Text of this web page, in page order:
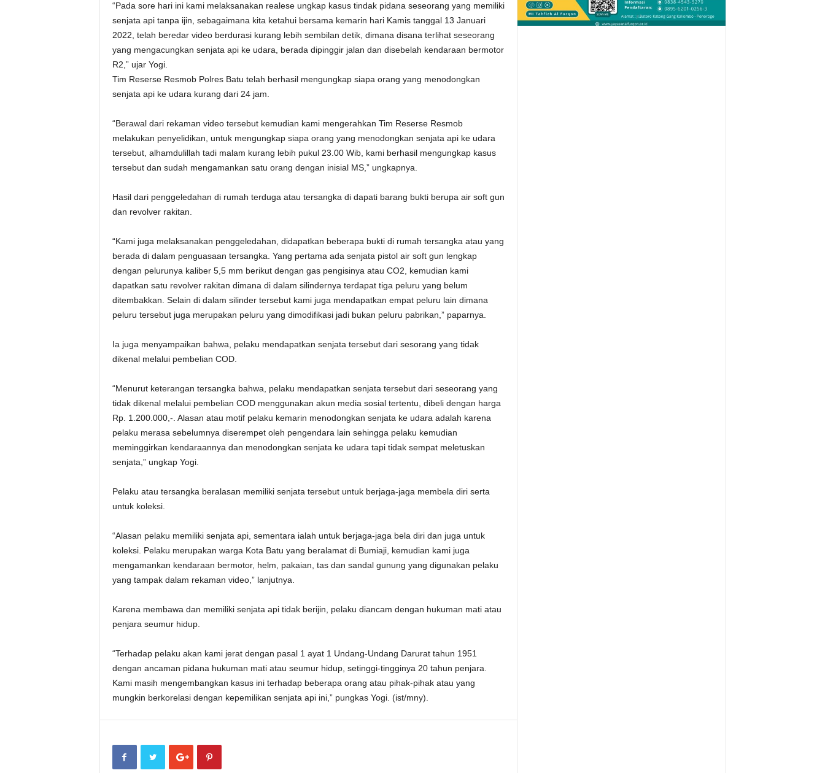
“Pada sore hari ini kami melaksanakan realese ungkap kasus tindak pidana seseorang yang memiliki
senjata api tanpa ijin, sebagaimana kita ketahui bersama kemarin hari Kamis tanggal 13 Januari
2022, telah beredar video berdurasi kurang lebih sembilan detik, dimana disana terlihat seseorang
yang mengacungkan senjata api ke udara, berada dipinggir jalan dan disebelah kendaraan bermotor
R2,” ujar Yogi.
Tim Reserse Resmob Polres Batu telah berhasil mengungkap siapa orang yang menodongkan
senjata api ke udara kurang dari 24 jam.
“Berawal dari rekaman video tersebut kemudian kami mengerahkan Tim Reserse Resmob
melakukan penyelidikan, untuk mengungkap siapa orang yang menodongkan senjata api ke udara
tersebut, alhamdulillah tadi malam kurang lebih pukul 23.00 Wib, kami berhasil mengungkap kasus
tersebut dan sudah mengamankan satu orang dengan inisial MS,” ungkapnya.
Hasil dari penggeledahan di rumah terduga atau tersangka di dapati barang bukti berupa air soft gun
dan revolver rakitan.
“Kami juga melaksanakan penggeledahan, didapatkan beberapa bukti di rumah tersangka atau yang
berada di dalam penguasaan tersangka. Yang pertama ada senjata pistol air soft gun lengkap
dengan pelurunya kaliber 5,5 mm berikut dengan gas pengisinya atau CO2, kemudian kami
dapatkan satu revolver rakitan dimana di dalam silindernya terdapat tiga peluru yang belum
ditembakkan. Selain di dalam silinder tersebut kami juga mendapatkan empat peluru lain dimana
peluru tersebut juga merupakan peluru yang dimodifikasi jadi bukan peluru pabrikan,” paparnya.
Ia juga menyampaikan bahwa, pelaku mendapatkan senjata tersebut dari sesorang yang tidak
dikenal melalui pembelian COD.
“Menurut keterangan tersangka bahwa, pelaku mendapatkan senjata tersebut dari seseorang yang
tidak dikenal melalui pembelian COD menggunakan akun media sosial tertentu, dibeli dengan harga
Rp. 1.200.000,-. Alasan atau motif pelaku kemarin menodongkan senjata ke udara adalah karena
pelaku merasa sebelumnya diserempet oleh pengendara lain sehingga pelaku kemudian
meminggirkan kendaraannya dan menodongkan senjata ke udara tapi tidak sempat meletuskan
senjata,” ungkap Yogi.
Pelaku atau tersangka beralasan memiliki senjata tersebut untuk berjaga-jaga membela diri serta
untuk koleksi.
“Alasan pelaku memiliki senjata api, sementara ialah untuk berjaga-jaga bela diri dan juga untuk
koleksi. Pelaku merupakan warga Kota Batu yang beralamat di Bumiaji, kemudian kami juga
mengamankan kendaraan bermotor, helm, pakaian, tas dan sandal gunung yang digunakan pelaku
yang tampak dalam rekaman video,” lanjutnya.
Karena membawa dan memiliki senjata api tidak berijin, pelaku diancam dengan hukuman mati atau
penjara seumur hidup.
“Terhadap pelaku akan kami jerat dengan pasal 1 ayat 1 Undang-Undang Darurat tahun 1951
dengan ancaman pidana hukuman mati atau seumur hidup, setinggi-tingginya 20 tahun penjara.
Kami masih mengembangkan kasus ini terhadap beberapa orang atau pihak-pihak atau yang
mungkin berkorelasi dengan kepemilikan senjata api ini,” pungkas Yogi. (ist/mny).